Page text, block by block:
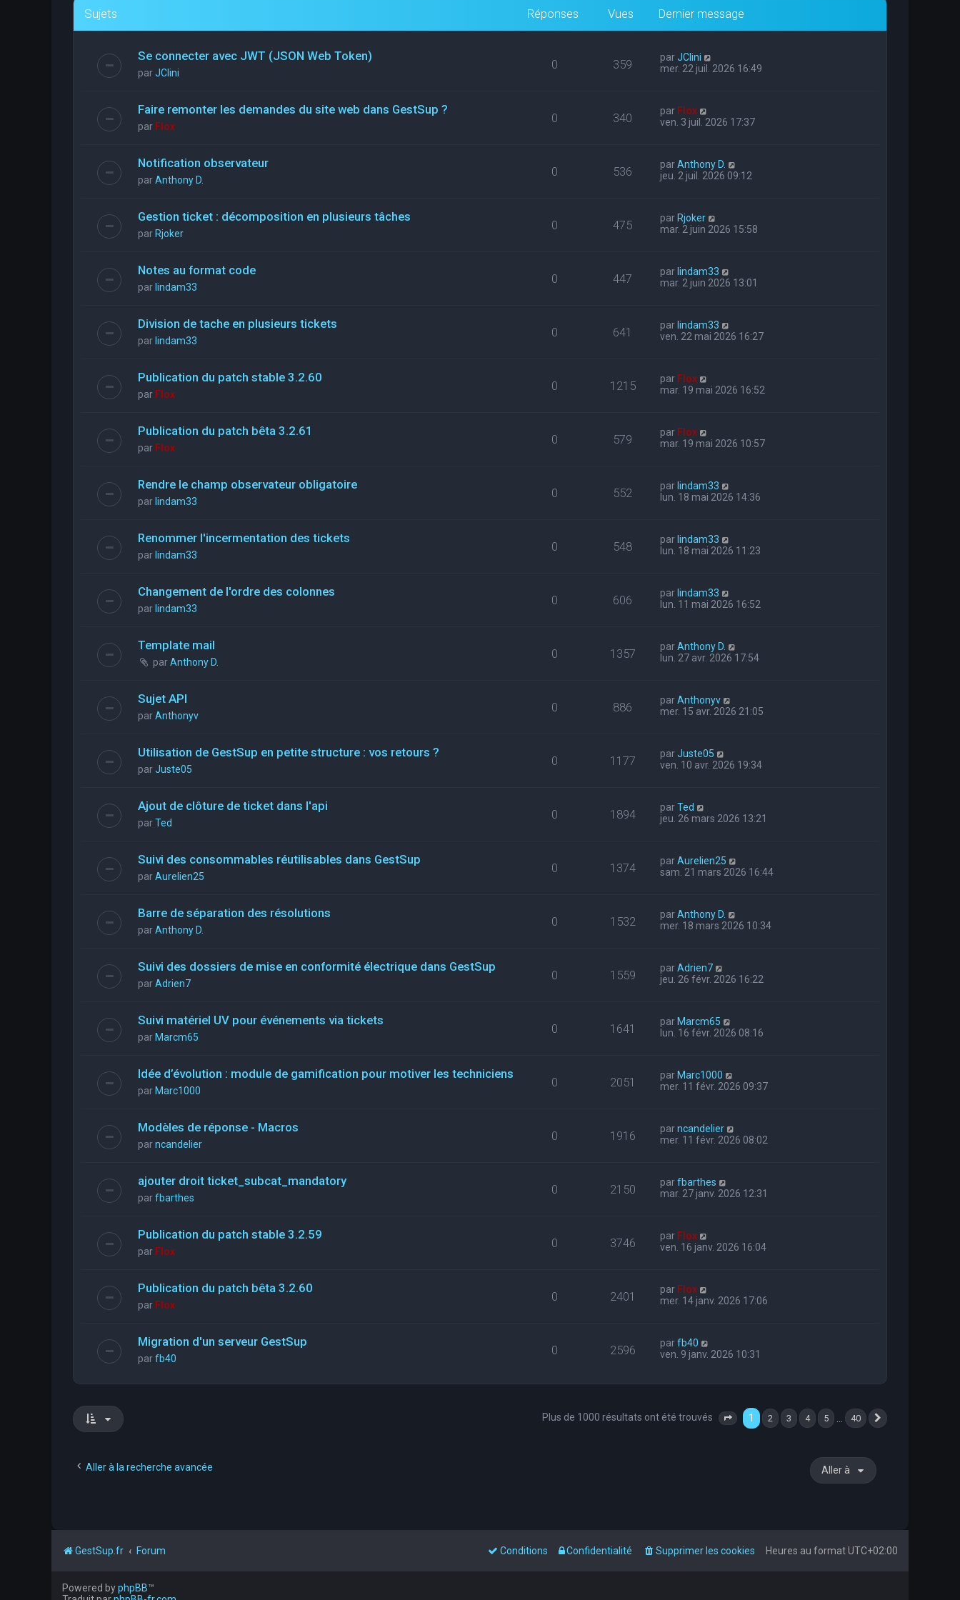
Sujets Réponses Vues Dernier message
Se connecter avec JWT (JSON Web Token)
parJClini
0 359 parJClini
mer. 22 juil. 2026 16:49
Faire remonter les demandes du site web dans GestSup ?
par Flox
0 340 par Flox
ven. 3 juil. 2026 17:37
Notification observateur
parAnthony D.
0 536 parAnthony D.
jeu. 2 juil. 2026 09:12
Gestion ticket : décomposition en plusieurs tâches
par Rjoker
0 475 par Rjoker
mar. 2 juin 2026 15:58
Notes au format code
par lindam33
0 447 par lindam33
mar. 2 juin 2026 13:01
Division de tache en plusieurs tickets
par lindam33
0 641 par lindam33
ven. 22 mai 2026 16:27
Publication du patch stable 3.2.60
par Flox
0 1215 par Flox
mar. 19 mai 2026 16:52
Publication du patch bêta 3.2.61
par Flox
0 579 par Flox
mar. 19 mai 2026 10:57
Rendre le champ observateur obligatoire
par lindam33
0 552 par lindam33
lun. 18 mai 2026 14:36
Renommer l'incermentation des tickets
par lindam33
0 548 par lindam33
lun. 18 mai 2026 11:23
Changement de l'ordre des colonnes
par lindam33
0 606 par lindam33
lun. 11 mai 2026 16:52
Template mail
parAnthony D.
0 1357 parAnthony D.
lun. 27 avr. 2026 17:54
Sujet API
parAnthonyv
0 886 parAnthonyv
mer. 15 avr. 2026 21:05
Utilisation de GestSup en petite structure : vos retours ?
parJuste05
0 1177 parJuste05
ven. 10 avr. 2026 19:34
Ajout de clôture de ticket dans l'api
parTed
0 1894 parTed
jeu. 26 mars 2026 13:21
Suivi des consommables réutilisables dans GestSup
parAurelien25
0 1374 parAurelien25
sam. 21 mars 2026 16:44
Barre de séparation des résolutions
parAnthony D.
0 1532 parAnthony D.
mer. 18 mars 2026 10:34
Suivi des dossiers de mise en conformité électrique dans GestSup
parAdrien7
0 1559 parAdrien7
jeu. 26 févr. 2026 16:22
Suivi matériel UV pour événements via tickets
par Marcm65
0 1641 par Marcm65
lun. 16 févr. 2026 08:16
Idée d’évolution : module de gamification pour motiver les techniciens
par Marc1000
0 2051 par Marc1000
mer. 11 févr. 2026 09:37
Modèles de réponse - Macros
parncandelier
0 1916 parncandelier
mer. 11 févr. 2026 08:02
ajouter droit ticket_subcat_mandatory
parfbarthes
0 2150 parfbarthes
mar. 27 janv. 2026 12:31
Publication du patch stable 3.2.59
par Flox
0 3746 par Flox
ven. 16 janv. 2026 16:04
Publication du patch bêta 3.2.60
par Flox
0 2401 par Flox
mer. 14 janv. 2026 17:06
Migration d'un serveur GestSup
parfb40
0 2596 parfb40
ven. 9 janv. 2026 10:31
Plus de 1000 résultats ont été trouvés Page 1 sur 40
1 2 3 4 5 40
Aller à la recherche avancée Aller à
GestSup.fr Forum Heures au formatUTC+02:00
Supprimer les cookies
Confidentialité
Conditions
Powered byphpBB™